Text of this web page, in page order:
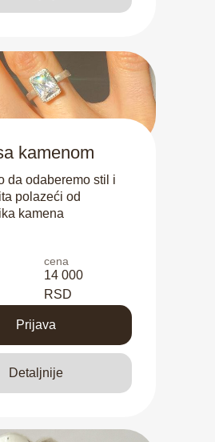
kamenom
da odaberemo stil i
polazeći od
kamena
14 000
RSD
cena
Prijava
Detaljnije